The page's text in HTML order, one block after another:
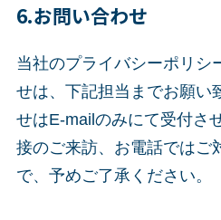
6.お問い合わせ
当社のプライバシーポリシ
せは、下記担当までお願い
せはE-mailのみにて受付さ
接のご来訪、お電話ではご
で、予めご了承ください。